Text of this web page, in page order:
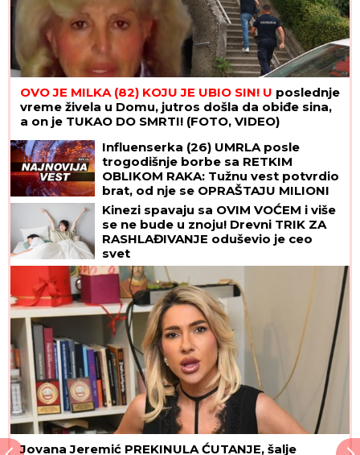
OVO JE MILKA (82) KOJU JE UBIO SIN! U poslednje
vreme živela u Domu, jutros došla da obiđe sina,
a on je TUKAO DO SMRTI! (FOTO, VIDEO)
Influenserka (26) UMRLA posle
trogodišnje borbe sa RETKIM
OBLIKOM RAKA: Tužnu vest potvrdio
brat, od nje se OPRAŠTAJU MILIONI
PRATILACA
Kinezi spavaju sa OVIM VOĆEM i više
se ne bude u znoju! Drevni TRIK ZA
RASHLAĐIVANJE oduševio je ceo
svet
Jovana Jeremić PREKINULA ĆUTANJE, šalje